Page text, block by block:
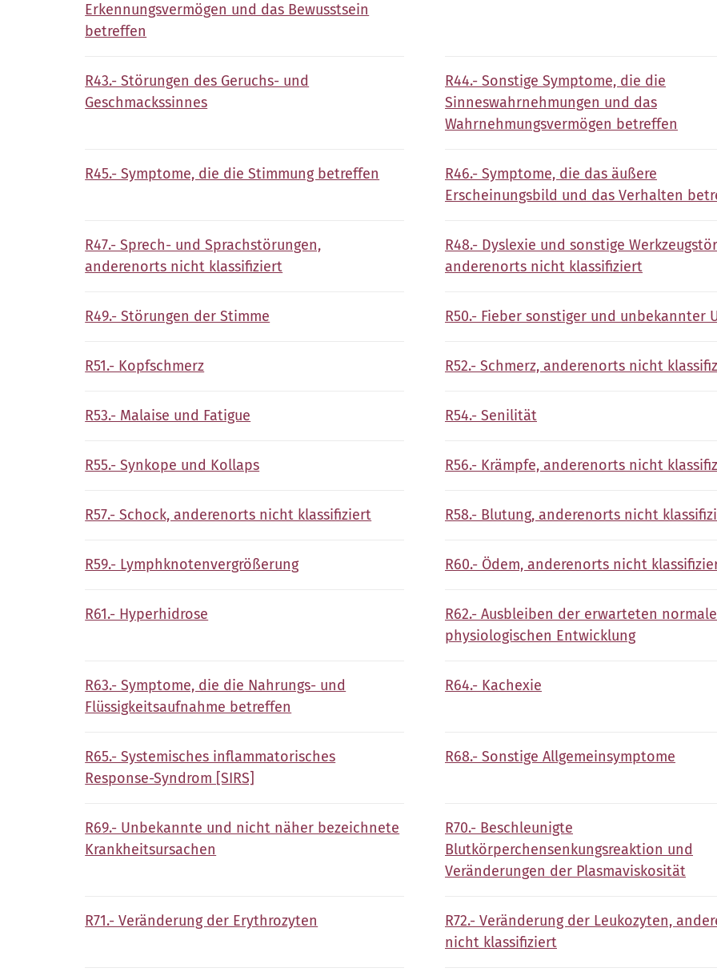
Erkennungsvermögen und das Bewusstsein
betreffen
R43.- Störungen des Geruchs- und
Geschmackssinnes
R44.- Sonstige Symptome, die die
Sinneswahrnehmungen und das
Wahrnehmungsvermögen betreffen
R45.- Symptome, die die Stimmung betreffen
R46.- Symptome, die das äußere
Erscheinungsbild und das Verhalten
R47.- Sprech- und Sprachstörungen,
anderenorts nicht klassifiziert
R48.- Dyslexie und sonstige
anderenorts nicht klassifiziert
R49.- Störungen der Stimme R50.- Fieber sonstiger und unbekannter
R51.- Kopfschmerz R52.- Schmerz, anderenorts nicht
R53.- Malaise und Fatigue R54.- Senilität
R55.- Synkope und Kollaps R56.- Krämpfe, anderenorts nicht
R57.- Schock, anderenorts nicht klassifiziert R58.- Blutung, anderenorts nicht
R59.- Lymphknotenvergrößerung R60.- Ödem, anderenorts nicht
R61.- Hyperhidrose
R62.- Ausbleiben der erwarteten
physiologischen Entwicklung
R63.- Symptome, die die Nahrungs- und
Flüssigkeitsaufnahme betreffen
R64.- Kachexie
R65.- Systemisches inflammatorisches
Response-Syndrom [SIRS]
R68.- Sonstige Allgemeinsymptome
R69.- Unbekannte und nicht näher bezeichnete
Krankheitsursachen
R70.- Beschleunigte
Blutkörperchensenkungsreaktion und
Veränderungen der Plasmaviskosität
R71.- Veränderung der Erythrozyten
R72.- Veränderung der Leukozyten,
nicht klassifiziert